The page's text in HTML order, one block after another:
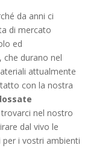
da anni ci
di mercato
ed
che durano nel
attualmente
con la nostra
nel nostro
dal vivo le
i vostri ambienti